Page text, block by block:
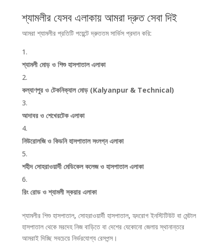
শ্যামলীর যেসব এলাকায় আমরা দ্রুত সেবা দিই
আমরা শ্যামলীর প্রতিটি পয়েন্টে দ্রুততম সার্ভিস প্রদান করি:
শ্যামলী মোড় ও শিশু হাসপাতাল এলাকা
কল্যাণপুর ও টেকনিক্যাল মোড় (Kalyanpur & Technical)
আদাবর ও শেখেরটেক এলাকা
নিউরোলজি ও কিডনি হাসপাতাল সংলগ্ন এলাকা
শহীদ সোহরাওয়ার্দী মেডিকেল কলেজ ও হাসপাতাল এলাকা
রিং রোড ও শ্যামলী স্কয়ার এলাকা
শ্যামলীর শিশু হাসপাতাল, সোহরাওয়ার্দী হাসপাতাল, হৃদরোগ ইনস্টিটিউট বা মেন্টাল
হাসপাতাল থেকে মরদেহ নিজ বাড়িতে বা দেশের যেকোনো জেলায় স্থানান্তরে
আমরাই দিচ্ছি সবচেয়ে নির্ভরযোগ্য রেসপন্স।